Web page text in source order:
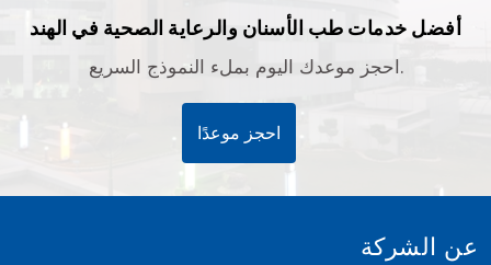
أفضل خدمات طب الأسنان والرعاية الصحية في الهند
احجز موعدك اليوم بملء النموذج السريع.
احجز موعدًا
عن الشركة